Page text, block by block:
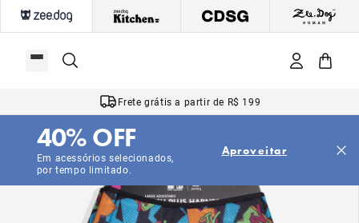
Frete grátis a partir de R$ 199
Em acessórios selecionados,
por tempo limitado.
40% OFF Aproveitar